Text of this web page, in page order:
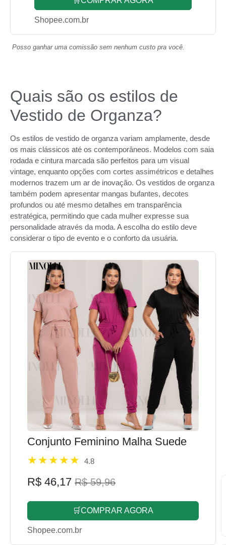
Shopee.com.br
Posso ganhar uma comissão sem nenhum custo pra você.
Quais são os estilos de
Vestido de Organza?
Os estilos de vestido de organza variam amplamente, desde
os mais clássicos até os contemporâneos. Modelos com saia
rodada e cintura marcada são perfeitos para um visual
vintage, enquanto opções com cortes assimétricos e detalhes
modernos trazem um ar de inovação. Os vestidos de organza
também podem apresentar mangas bufantes, decotes
profundos ou até mesmo detalhes em transparência
estratégica, permitindo que cada mulher expresse sua
personalidade através da moda. A escolha do estilo deve
considerar o tipo de evento e o conforto da usuária.
Conjunto Feminino Malha Suede
4.8
R$ 46,17 R$ 59,96
🛒COMPRAR AGORA
Shopee.com.br